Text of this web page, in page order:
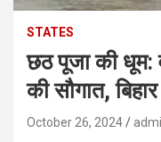
STATES
छठ पूजा की धूम:
की सौगात,
October 26, 2024